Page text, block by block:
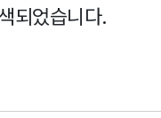
되었습니다.